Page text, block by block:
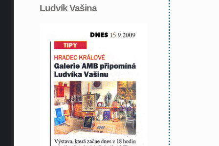
Ludvík Vašina